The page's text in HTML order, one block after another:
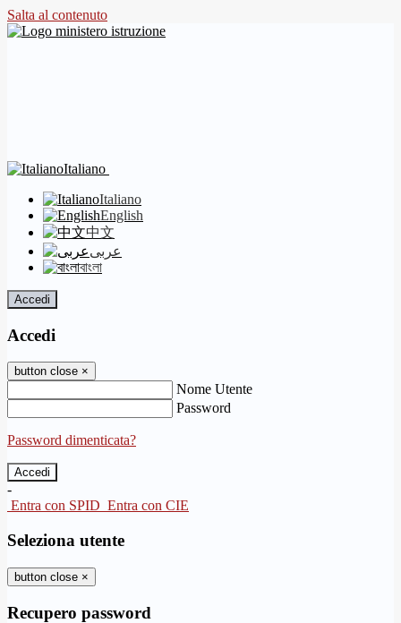
Salta al contenuto
Italiano
Italiano
English
中文
عربى
বাংলা
Accedi
Accedi
button close ×
Nome Utente
Password
Password dimenticata?
-
Entra con SPID Entra con CIE
Seleziona utente
button close ×
Recupero password